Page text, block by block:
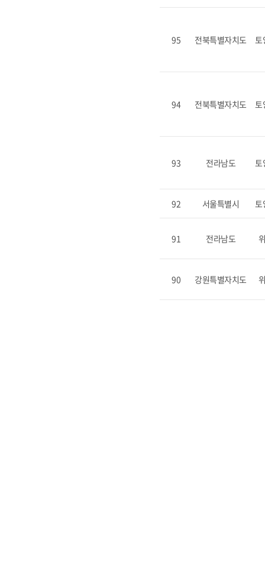
95 전북특별자치도 토
94 전북특별자치도 토
93 전라남도 토
92 서울특별시 토
91 전라남도
90 강원특별자치도